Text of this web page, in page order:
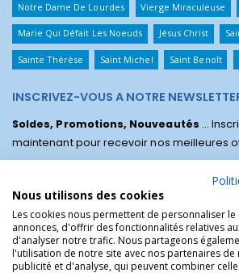
Notre Dame De Lourdes Vierge Miraculeuse
Marie Qui Défait Les Noeuds Jésus Christ
Sainte Thérèse Saint Michel Saint Benoît
INSCRIVEZ-VOUS A NOTRE
Soldes, Promotions, Nouveautés ...
maintenant pour recevoir nos meilleures
Nous utilisons des cookies
Les cookies nous permettent de personnaliser le
annonces, d'offrir des fonctionnalités relatives
d'analyser notre trafic. Nous partageons
l'utilisation de notre site avec nos partenaires de
publicité et d'analyse, qui peuvent combiner